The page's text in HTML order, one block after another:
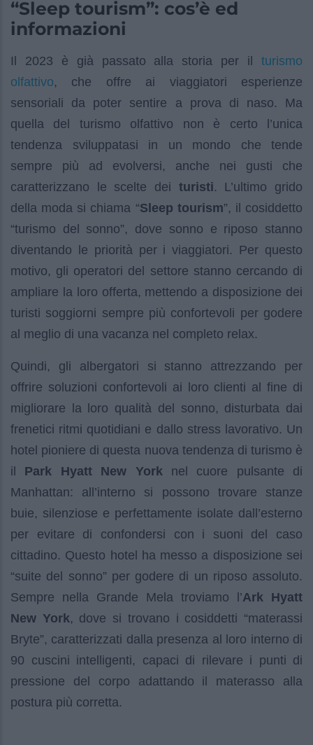
“Sleep tourism”: cos’è ed
informazioni
Il 2023 è già passato alla storia per il turismo
olfattivo, che offre ai viaggiatori esperienze
sensoriali da poter sentire a prova di naso. Ma
quella del turismo olfattivo non è certo l’unica
tendenza sviluppatasi in un mondo che tende
sempre più ad evolversi, anche nei gusti che
caratterizzano le scelte dei turisti. L’ultimo grido
della moda si chiama “Sleep tourism”, il cosiddetto
“turismo del sonno”, dove sonno e riposo stanno
diventando le priorità per i viaggiatori. Per questo
motivo, gli operatori del settore stanno cercando di
ampliare la loro offerta, mettendo a disposizione dei
turisti soggiorni sempre più confortevoli per godere
al meglio di una vacanza nel completo relax.
Quindi, gli albergatori si stanno attrezzando per
offrire soluzioni confortevoli ai loro clienti al fine di
migliorare la loro qualità del sonno, disturbata dai
frenetici ritmi quotidiani e dallo stress lavorativo. Un
hotel pioniere di questa nuova tendenza di turismo è
il Park Hyatt New York nel cuore pulsante di
Manhattan: all’interno si possono trovare stanze
buie, silenziose e perfettamente isolate dall’esterno
per evitare di confondersi con i suoni del caso
cittadino. Questo hotel ha messo a disposizione sei
“suite del sonno” per godere di un riposo assoluto.
Sempre nella Grande Mela troviamo l’Ark Hyatt
New York, dove si trovano i cosiddetti “materassi
Bryte”, caratterizzati dalla presenza al loro interno di
90 cuscini intelligenti, capaci di rilevare i punti di
pressione del corpo adattando il materasso alla
postura più corretta.